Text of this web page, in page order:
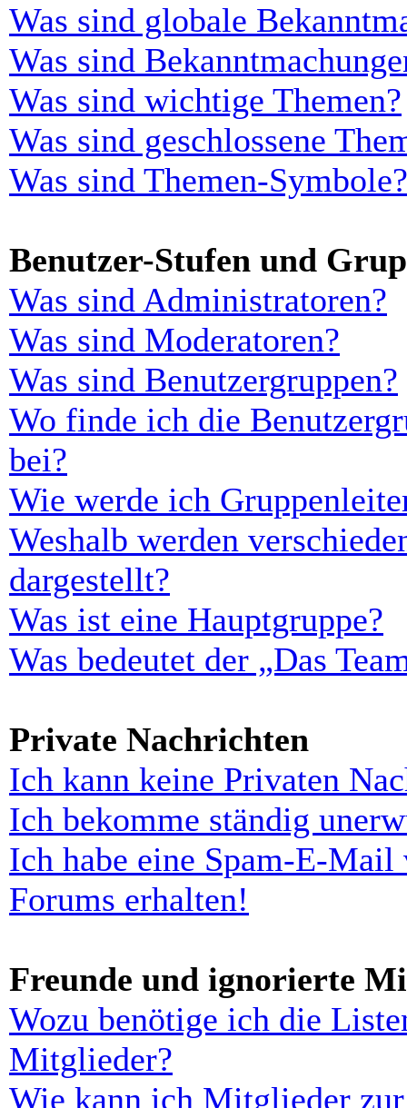
Was sind globale
Was sind
Was sind wichtige Themen?
Was sind geschlossene
Was sind Themen-Symbole?
Benutzer-Stufen und
Was sind Administratoren?
Was sind Moderatoren?
Was sind Benutzergruppen?
Wo finde ich die
bei?
Wie werde ich
Weshalb werden
dargestellt?
Was ist eine Hauptgruppe?
Was bedeutet der „Das
Private Nachrichten
Ich kann keine Privaten
Ich bekomme ständig
Ich habe eine Spam-E-
Forums erhalten!
Freunde und ignorierte
Wozu benötige ich die
Mitglieder?
Wie kann ich Mitglieder